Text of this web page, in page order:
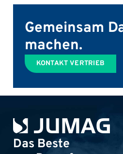
Gemeinsam
machen.
KONTAKT VERTRIEB
Das Beste